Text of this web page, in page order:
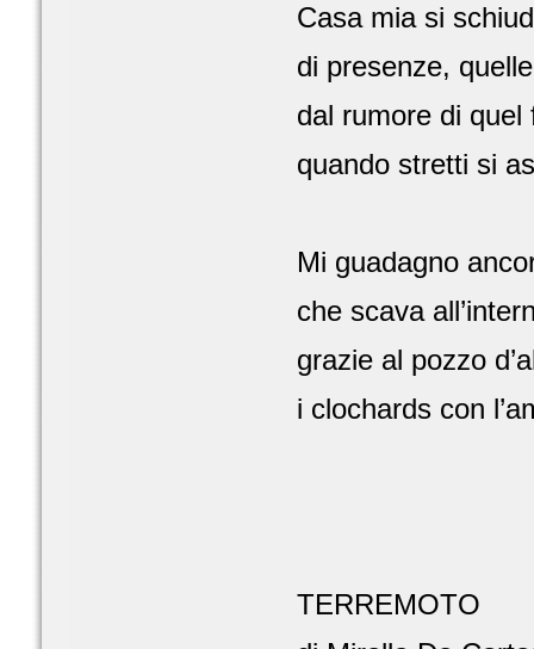
Casa mia si
di presenze,
dal rumore di quel
quando stretti si
Mi guadagno
che scava
grazie al pozzo
i clochards con
TERREMOTO